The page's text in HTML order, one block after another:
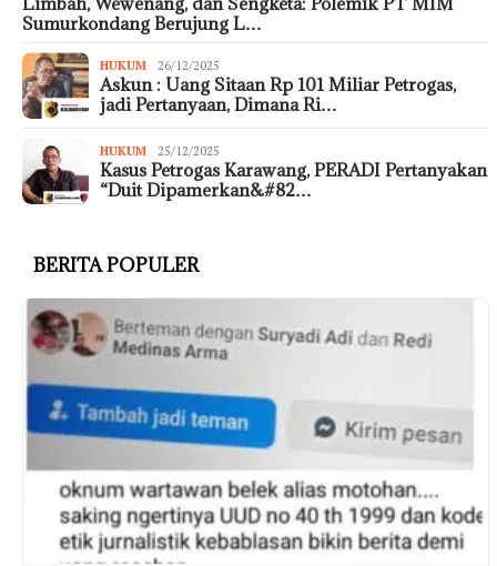
Sumurkondang Berujung L…
HUKUM 26/12/2025
Askun : Uang Sitaan Rp 101 Miliar Petrogas,
jadi Pertanyaan, Dimana Ri…
HUKUM 25/12/2025
Kasus Petrogas Karawang, PERADI Pertanyakan
“Duit Dipamerkan&#82…
BERITA POPULER